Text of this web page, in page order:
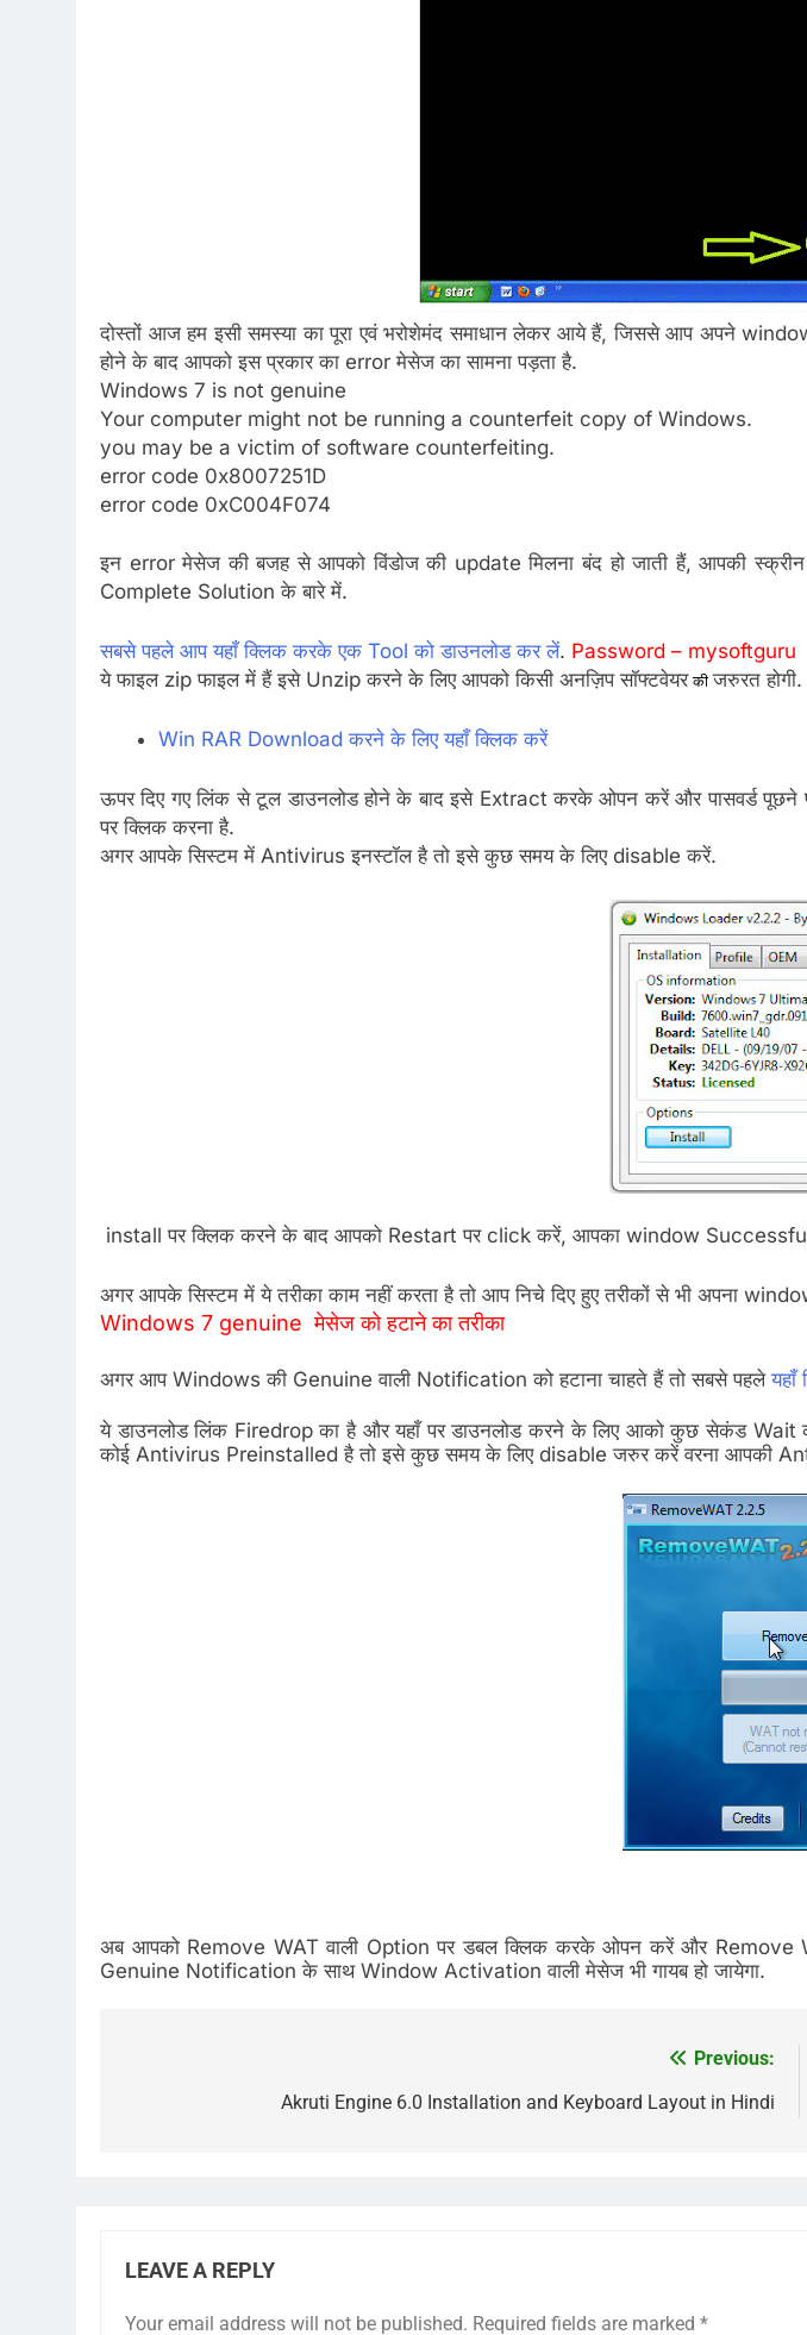
दोस्तों आज हम इसी समस्या का पूरा एवं भरोशेमंद समाधान लेकर आये हैं, जिससे आप अपने
होने के बाद आपको इस प्रकार का error मेसेज का सामना पड़ता है.
Windows 7 is not genuine
Your computer might not be running a counterfeit copy of Windows.
you may be a victim of software counterfeiting.
error code 0x8007251D
error code 0xC004F074
इन error मेसेज की बजह से आपको विंडोज की update मिलना बंद हो जाती हैं, आपकी स्क्रीन
Complete Solution के बारे में.
सबसे पहले आप यहाँ क्लिक करके एक Tool को डाउनलोड कर लें. Password – mysoftguru
ये फाइल zip फाइल में हैं इसे Unzip करने के लिए आपको किसी अनज़िप सॉफ्टवेयर कीजरुरत होगी.
Win RAR Download करने के लिए यहाँ क्लिक करें
ऊपर दिए गए लिंक से टूल डाउनलोड होने के बाद इसे Extract करके ओपन करें और पासवर्ड
पर क्लिक करना है.
अगर आपके सिस्टम में Antivirus इनस्टॉल है तो इसे कुछ समय के लिए disable करें.
install पर क्लिक करने के बाद आपको Restart पर click करें, आपका window
अगर आपके सिस्टम में ये तरीका काम नहीं करता है तो आप निचे दिए हुए तरीकों से भी अपना
Windows 7 genuine मेसेज को हटाने का तरीका
अगर आप Windows की Genuine वाली Notification को हटाना चाहते हैं तो सबसे पहले
ये डाउनलोड लिंक Firedrop का है और यहाँ पर डाउनलोड करने के लिए आको कुछ सेकंड
कोई Antivirus Preinstalled है तो इसे कुछ समय के लिए disable जरुर करें वरना आपकी
अब आपको Remove WAT वाली Option पर डबल क्लिक करके ओपन करें और Remove
Genuine Notification के साथ Window Activation वाली मेसेज भी गायब हो जायेगा.
Previous:
Akruti Engine 6.0 Installation and Keyboard Layout in Hindi
LEAVE A REPLY
Your email address will not be published. Required fields are marked *